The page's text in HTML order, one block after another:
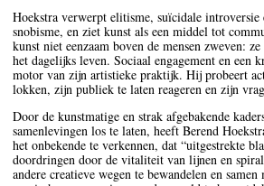
Hoekstra verwerpt elitisme, suïcidale introversie
snobisme, en ziet kunst als een middel tot
kunst niet eenzaam boven de mensen zweven:
het dagelijks leven. Sociaal engagement en een
motor van zijn artistieke praktijk. Hij probeert
lokken, zijn publiek te laten reageren en zijn
Door de kunstmatige en strak afgebakende
samenlevingen los te laten, heeft Berend
het onbekende te verkennen, dat “uitgestrekte
doordringen door de vitaliteit van lijnen en
andere creatieve wegen te bewandelen en